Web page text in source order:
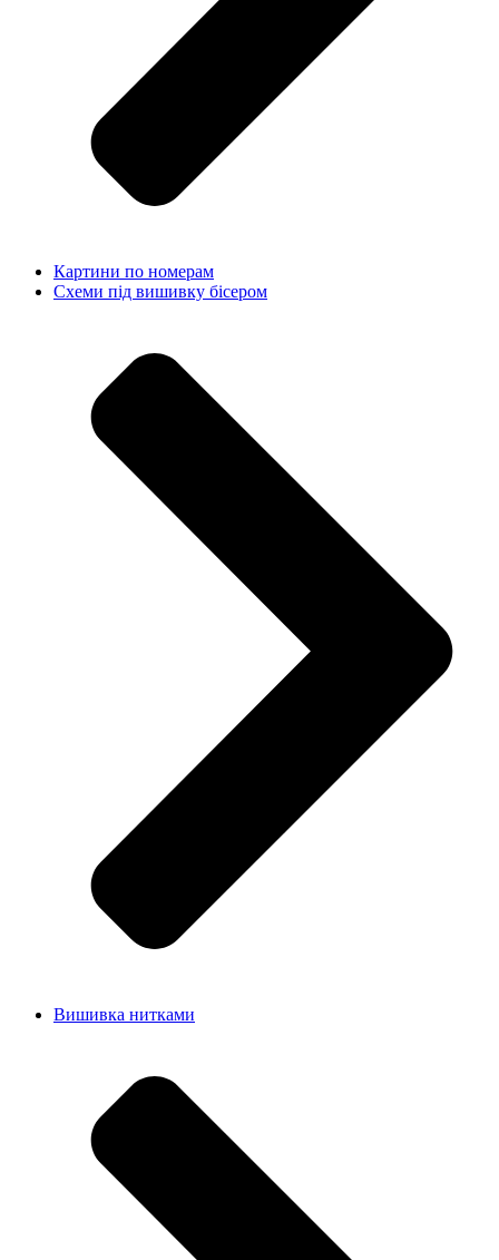
Картини по номерам
Схеми під вишивку бісером
Вишивка нитками